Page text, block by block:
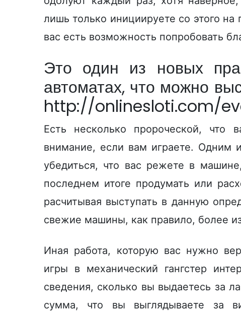
лишь только инициируете со этого
вас есть возможность попробовать
Это один из новых
автоматах, что можно
http://onlinesloti.com/
Есть несколько пророческой, что
внимание, если вам играете. Одним
убедиться, что вас режете в
последнем итоге продумать или
расчитывая выступать в данную
свежие машины, как правило, более
Иная работа, которую вас нужно
игры в механический гангстер
сведения, сколько вы выдаетесь за
сумма, что вы выглядываете за